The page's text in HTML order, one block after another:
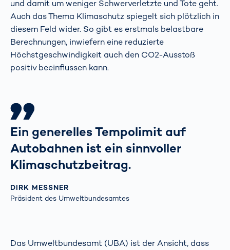
und damit um weniger Schwerverletzte und Tote geht.
Auch das Thema Klimaschutz spiegelt sich plötzlich in
diesem Feld wider. So gibt es erstmals belastbare
Berechnungen, inwiefern eine reduzierte
Höchstgeschwindigkeit auch den CO2-Ausstoß
positiv beeinflussen kann.
Ein generelles Tempolimit auf
Autobahnen ist ein sinnvoller
Klimaschutzbeitrag.
DIRK MESSNER
Präsident des Umweltbundesamtes
Das Umweltbundesamt (UBA) ist der Ansicht, dass